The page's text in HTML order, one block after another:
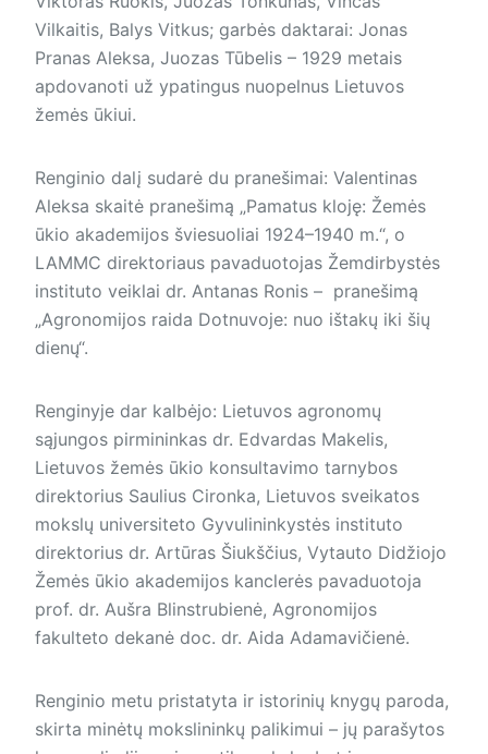
Vilkaitis, Balys Vitkus; garbės daktarai: Jonas
Pranas Aleksa, Juozas Tūbelis – 1929 metais
apdovanoti už ypatingus nuopelnus Lietuvos
žemės ūkiui.
Renginio dalį sudarė du pranešimai: Valentinas
Aleksa skaitė pranešimą „Pamatus kloję: Žemės
ūkio akademijos šviesuoliai 1924–1940 m.“, o
LAMMC direktoriaus pavaduotojas Žemdirbystės
instituto veiklai dr. Antanas Ronis – pranešimą
„Agronomijos raida Dotnuvoje: nuo ištakų iki šių
dienų“.
Renginyje dar kalbėjo: Lietuvos agronomų
sąjungos pirmininkas dr. Edvardas Makelis,
Lietuvos žemės ūkio konsultavimo tarnybos
direktorius Saulius Cironka, Lietuvos svei­katos
mokslų universiteto Gy­vulinin­kystės instituto
direktorius dr. Ar­tūras Šiukščius, Vytauto Didžiojo
Žemės ūkio akademijos kanc­lerės pavaduotoja
prof. dr. Aušra Blinstrubienė, Agronomijos
fakulteto dekanė doc. dr. Aida Adamavičienė.
Renginio metu pristatyta ir istorinių knygų paroda,
skirta minėtų mokslininkų palikimui – jų parašytos